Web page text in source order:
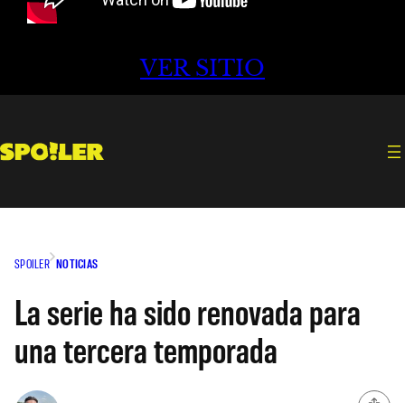
VER SITIO
SPOILER NOTICIAS
La serie ha sido renovada para
una tercera temporada